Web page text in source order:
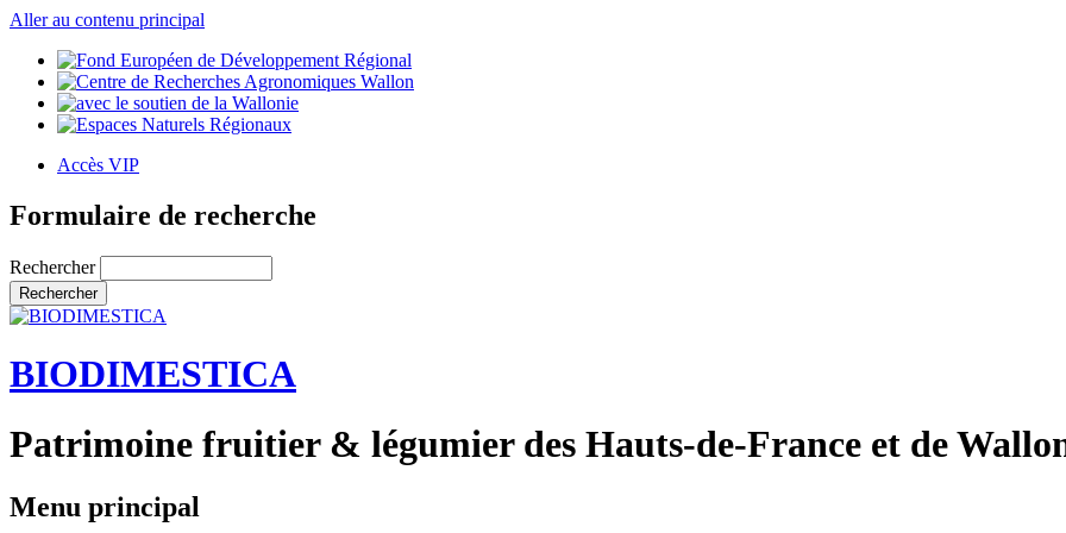
Aller au contenu principal
Accès VIP
Formulaire de recherche
Rechercher
BIODIMESTICA
Patrimoine fruitier & légumier des Hauts-de-France et de
Menu principal